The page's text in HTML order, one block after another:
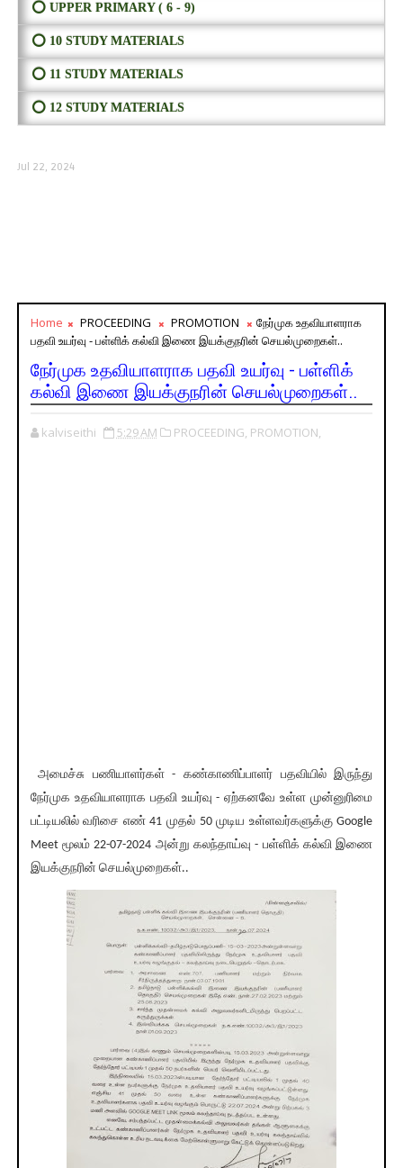
⭕ UPPER PRIMARY ( 6 - 9)
⭕ 10 STUDY MATERIALS
⭕ 11 STUDY MATERIALS
⭕ 12 STUDY MATERIALS
Jul 22, 2024
Home PROCEEDING PROMOTION
நேர்முக உதவியாளராக
பதவி உயர்வு - பள்ளிக் கல்வி இணை இயக்குநரின் செயல்முறைகள்..
நேர்முக உதவியாளராக பதவி உயர்வு - பள்ளிக்
கல்வி இணை இயக்குநரின் செயல்முறைகள்..
kalviseithi 5:29 AM PROCEEDING, PROMOTION,
அமைச்சு பணியாளர்கள் - கண்காணிப்பாளர் பதவியில் இருந்து
நேர்முக உதவியாளராக பதவி உயர்வு - ஏற்கனவே உள்ள முன்னுரிமை
பட்டியலில் வரிசை எண் 41 முதல் 50 முடிய உள்ளவர்களுக்கு Google
Meet மூலம் 22-07-2024 அன்று கலந்தாய்வு - பள்ளிக் கல்வி இணை
இயக்குநரின் செயல்முறைகள்..